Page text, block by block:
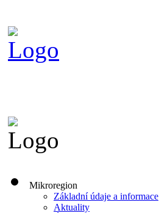
Mikroregion
Základní údaje a informace
Aktuality